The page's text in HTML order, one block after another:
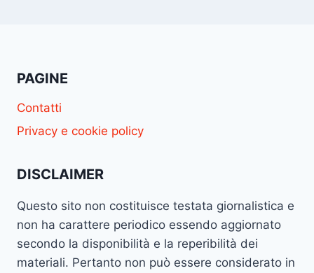
PAGINE
Contatti
Privacy e cookie policy
DISCLAIMER
Questo sito non costituisce testata giornalistica e
non ha carattere periodico essendo aggiornato
secondo la disponibilità e la reperibilità dei
materiali. Pertanto non può essere considerato in